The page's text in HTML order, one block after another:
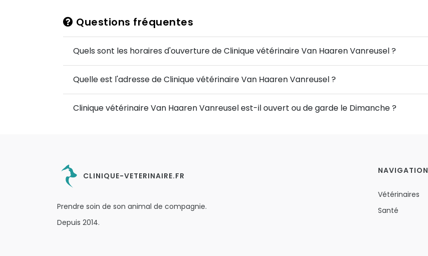
Questions fréquentes
Quels sont les horaires d'ouverture de Clinique vétérinaire Van Haaren Vanreusel ?
Quelle est l'adresse de Clinique vétérinaire Van Haaren Vanreusel ?
Clinique vétérinaire Van Haaren Vanreusel est-il ouvert ou de garde le Dimanche ?
CLINIQUE-VETERINAIRE.FR
Prendre soin de son animal de compagnie.
Depuis 2014.
NAVIGATION
Vétérinaires
Santé